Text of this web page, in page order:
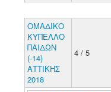
ΟΜΑΔΙΚΟ
ΚΥΠΕΛΛΟ
ΠΑΙΔΩΝ
(-14)
ΑΤΤΙΚΗΣ
2018
4 / 5